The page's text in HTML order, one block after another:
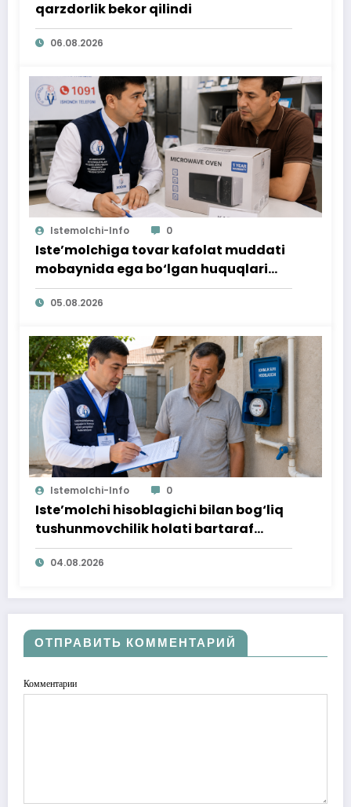
qarzdorlik bekor qilindi
06.08.2026
Istemolchi-Info 0
Iste’molchiga tovar kafolat muddati
mobaynida ega bo‘lgan huquqlari
ta’minlab berildi
05.08.2026
Istemolchi-Info 0
Iste’molchi hisoblagichi bilan bog‘liq
tushunmovchilik holati bartaraf
qilindi
04.08.2026
ОТПРАВИТЬ КОММЕНТАРИЙ
Комментарии